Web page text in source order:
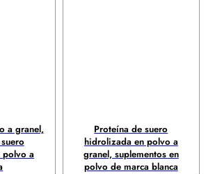
a granel,
polvo a
Proteína de suero
hidrolizada en polvo a
granel, suplementos en
polvo de marca blanca